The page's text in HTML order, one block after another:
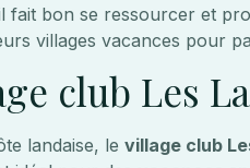
fait bon se ressourcer et
villages vacances pour
club Les
landaise, le village club